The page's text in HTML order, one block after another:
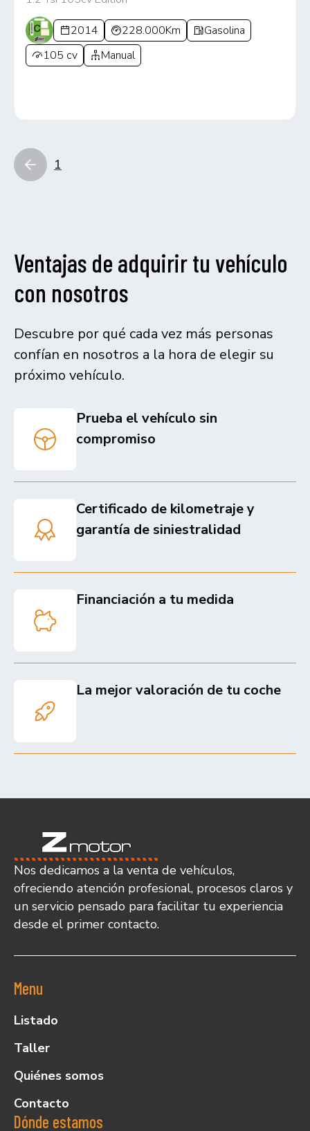
2014 228.000Km
Gasolina
105 cv
Manual
1
Ventajas de adquirir tu vehículo
con nosotros
Descubre por qué cada vez más personas
confían en nosotros a la hora de elegir su
próximo vehículo.
Prueba el vehículo sin
compromiso
Certificado de kilometraje y
garantía de siniestralidad
Financiación a tu medida
La mejor valoración de tu coche
Nos dedicamos a la venta de vehículos,
ofreciendo atención profesional, procesos claros y
un servicio pensado para facilitar tu experiencia
desde el primer contacto.
Menu
Listado
Taller
Quiénes somos
Contacto
Dónde estamos